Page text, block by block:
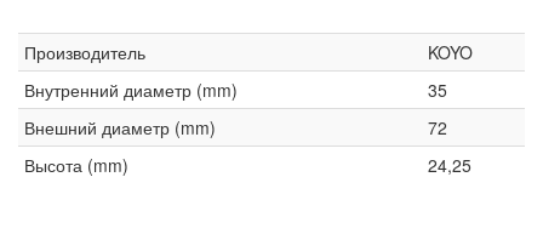
Производитель
KOYO
Внутренний диаметр (mm)
35
Внешний диаметр (mm)
72
Высота (mm)
24,25